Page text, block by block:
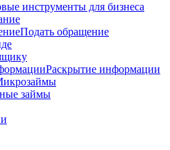
инструменты для бизнеса
Подать обращение
Раскрытие информации
займы